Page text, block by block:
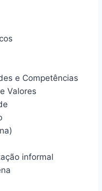
e Competências
Valores
informal